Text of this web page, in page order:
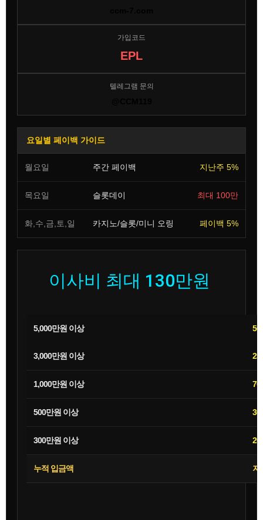
가입코드
EPL
텔레그램 문의
요일별 페이백 가이드
월요일 주간 페이백 지난주 5%
목요일 슬롯데이 최대 100만
화,수,금,토,일 카지노/슬롯/미니 오링 페이백 5%
이사비 최대 130만원
5,000만원 이상
3,000만원 이상
1,000만원 이상
500만원 이상
300만원 이상
누적 입금액 지